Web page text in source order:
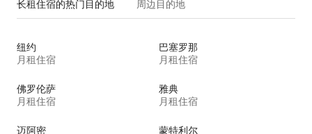
长租住宿的热门目的地 周边目的地
纽约
月租住宿
巴塞罗那
月租住宿
佛罗伦萨
月租住宿
雅典
月租住宿
迈阿密 蒙特利尔